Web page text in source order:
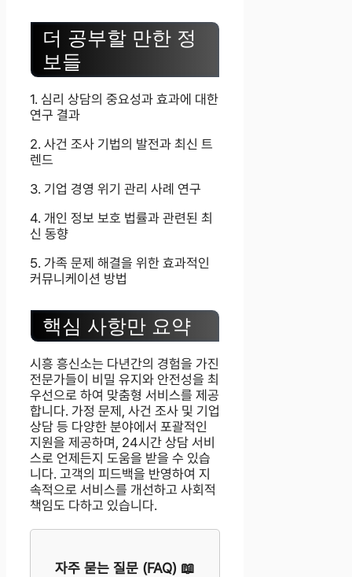
더 공부할 만한 정
보들
1. 심리 상담의 중요성과 효과에 대한
연구 결과
2. 사건 조사 기법의 발전과 최신 트
렌드
3. 기업 경영 위기 관리 사례 연구
4. 개인 정보 보호 법률과 관련된 최
신 동향
5. 가족 문제 해결을 위한 효과적인
커뮤니케이션 방법
핵심 사항만 요약
시흥 흥신소는 다년간의 경험을 가진
전문가들이 비밀 유지와 안전성을 최
우선으로 하여 맞춤형 서비스를 제공
합니다. 가정 문제, 사건 조사 및 기업
상담 등 다양한 분야에서 포괄적인
지원을 제공하며, 24시간 상담 서비
스로 언제든지 도움을 받을 수 있습
니다. 고객의 피드백을 반영하여 지
속적으로 서비스를 개선하고 사회적
책임도 다하고 있습니다.
자주 묻는 질문 (FAQ) 📖